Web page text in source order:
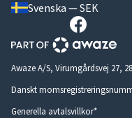
Svenska — SEK
Awaze A/S, Virumgårdsvej 27,
Danskt
Generella avtalsvillkor*